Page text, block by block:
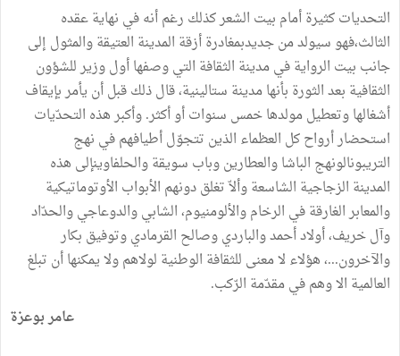
التحديات كثيرة أمام بيت الشعر كذلك رغم أنه في نهاية عقده
الثالث،فهو سيولد من جديدبمغادرة أزقة المدينة العتيقة والمثول إلى
جانب بيت الرواية في مدينة الثقافة التي وصفها أول وزير للشؤون
الثقافية بعد الثورة بأنها مدينة ستالينية، قال ذلك قبل أن يأمر بإيقاف
أشغالها وتعطيل مولدها خمس سنوات أو أكثر. وأكبر هذه التحدّيات
استحضار أرواح كل العظماء الذين تتجوّل أطيافهم في نهج
التريبونالونهج الباشا والعطارين وباب سويقة والحلفاوينإلى هذه
المدينة الزجاجية الشاسعة وألاّ تغلق دونهم الأبواب الأوتوماتيكية
والمعابر الغارقة في الرخام والألومنيوم، الشابي والدوعاجي والحدّاد
وآل خريف، أولاد أحمد والباردي وصالح القرمادي وتوفيق بكار
والآخرون...، هؤلاء لا معنى للثقافة الوطنية لولاهم ولا يمكنها أن تبلغ
العالمية الا وهم في مقدّمة الرّكب.
عامر بوعزة